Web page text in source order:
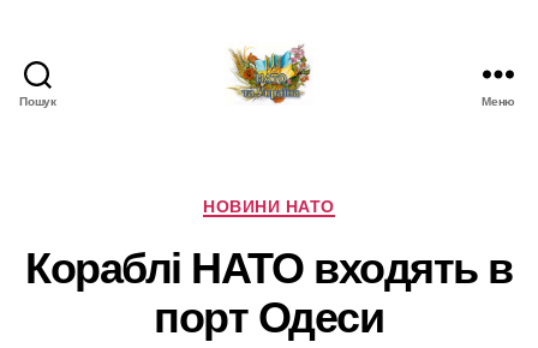
Пошук
Новини
про
НАТО
в
Україні
Меню
Категорії
НОВИНИ НАТО
Кораблі НАТО входять в
порт Одеси